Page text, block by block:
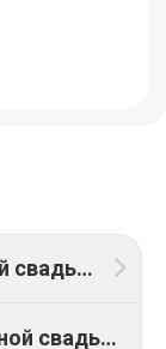
Поздравления с 29 годовщиной свадьбы
Поздравления с 27 годовщиной свадьбы